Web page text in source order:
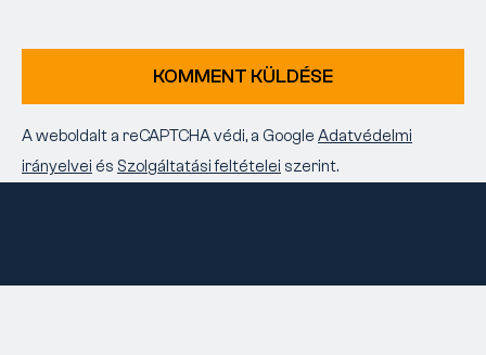
KOMMENT KÜLDÉSE
A weboldalt a reCAPTCHA védi, a Google Adatvédelmi
irányelvei és Szolgáltatási feltételei szerint.